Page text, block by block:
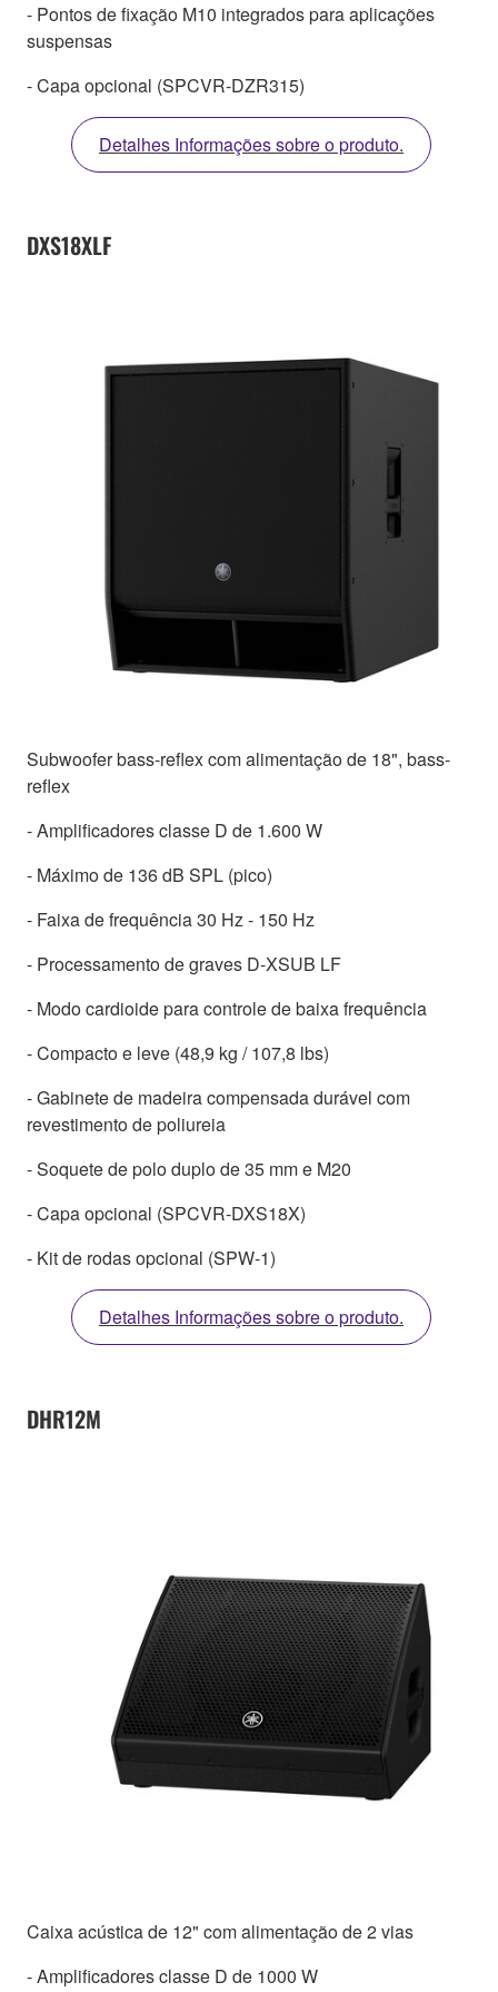
- Pontos de fixação M10 integrados para aplicações
suspensas
- Capa opcional (SPCVR-DZR315)
Detalhes Informações sobre o produto.
DXS18XLF
Subwoofer bass-reflex com alimentação de 18", bass-
reflex
- Amplificadores classe D de 1.600 W
- Máximo de 136 dB SPL (pico)
- Faixa de frequência 30 Hz - 150 Hz
- Processamento de graves D-XSUB LF
- Modo cardioide para controle de baixa frequência
- Compacto e leve (48,9 kg / 107,8 lbs)
- Gabinete de madeira compensada durável com
revestimento de poliureia
- Soquete de polo duplo de 35 mm e M20
- Capa opcional (SPCVR-DXS18X)
- Kit de rodas opcional (SPW-1)
Detalhes Informações sobre o produto.
DHR12M
Caixa acústica de 12" com alimentação de 2 vias
- Amplificadores classe D de 1000 W